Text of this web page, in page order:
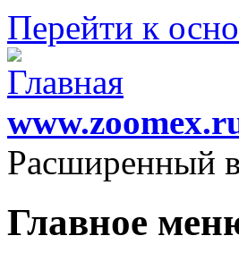
Перейти к
Расширенный
Главное